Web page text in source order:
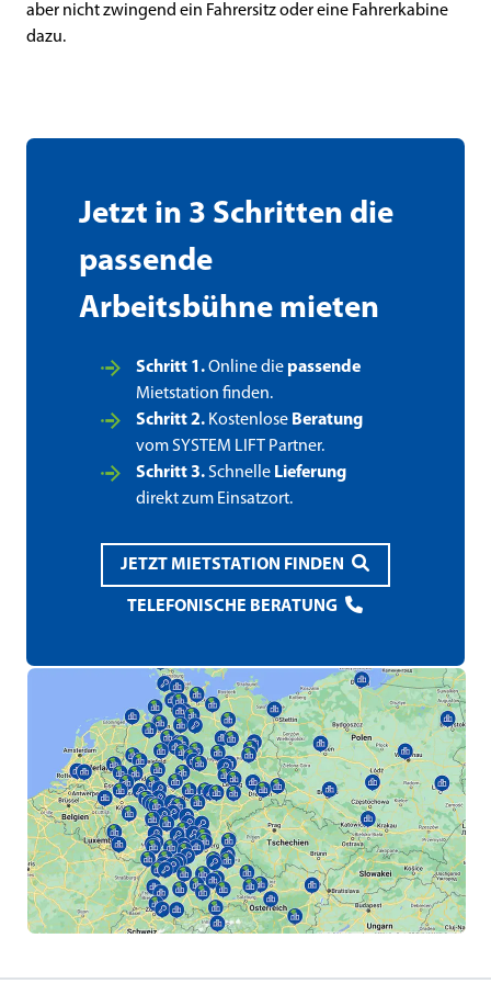
aber nicht zwingend ein Fahrersitz oder eine Fahrerkabine
dazu.
Jetzt in 3 Schritten die
passende
Arbeitsbühne mieten
Schritt 1.Online diepassende
Mietstation finden.
Schritt 2. Kostenlose Beratung
vom SYSTEM LIFT Partner.
Schritt 3.Schnelle Lieferung
direkt zum Einsatzort.
JETZT MIETSTATION FINDEN
TELEFONISCHE BERATUNG